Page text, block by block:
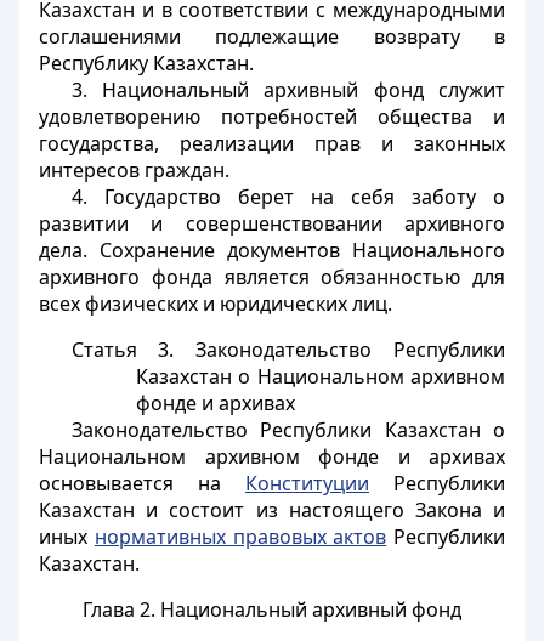
Казахстан и в соответствии с международными
соглашениями подлежащие возврату в
Республику Казахстан.
3. Национальный архивный фонд служит
удовлетворению потребностей общества и
государства, реализации прав и законных
интересов граждан.
4. Государство берет на себя заботу о
развитии и совершенствовании архивного
дела. Сохранение документов Национального
архивного фонда является обязанностью для
всех физических и юридических лиц.
Статья 3. Законодательство Республики
Казахстан о Национальном архивном
фонде и архивах
Законодательство Республики Казахстан о
Национальном архивном фонде и архивах
основывается на Конституции Республики
Казахстан и состоит из настоящего Закона и
иных нормативных правовых актов Республики
Казахстан.
Глава 2. Национальный архивный фонд